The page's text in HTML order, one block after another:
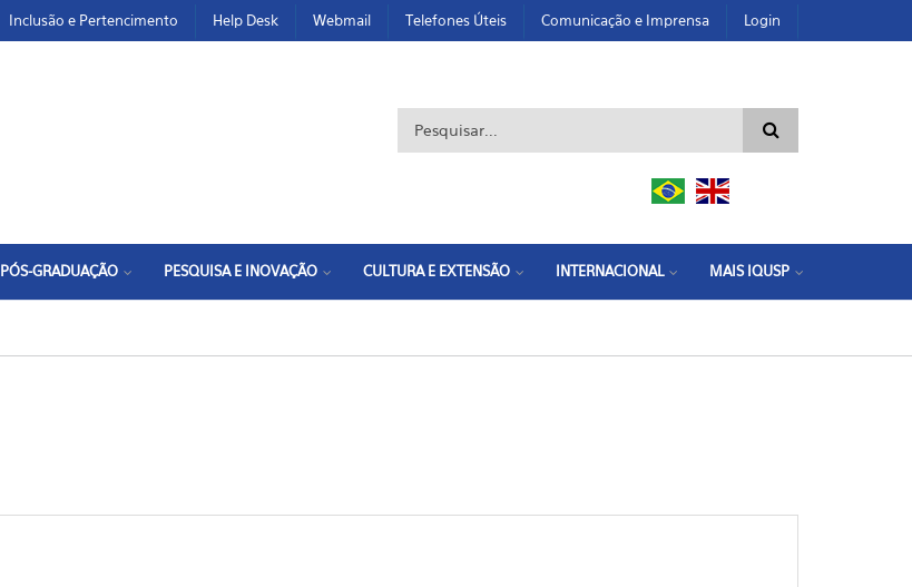
Inclusão e Pertencimento Help Desk Webmail Telefones Úteis Comunicação e Imprensa Login
Formulário de busca
PÓS-GRADUAÇÃO PESQUISA E INOVAÇÃO CULTURA E EXTENSÃO INTERNACIONAL MAIS IQUSP